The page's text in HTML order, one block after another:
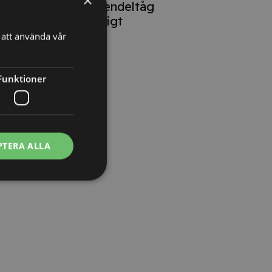
lokförare på pendeltåg
oproportionerligt
använda vår
ALLA